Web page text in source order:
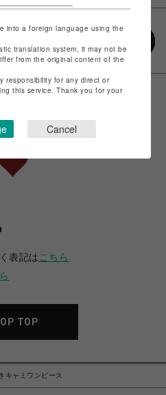
表記は こちら
TOP
キャミワンピース
into a foreign language using the
translation system, it may not be
from the original content of the
responsibility for any direct or
this service. Thank you for your
Cancel